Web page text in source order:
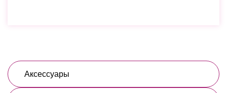
Аксессуары